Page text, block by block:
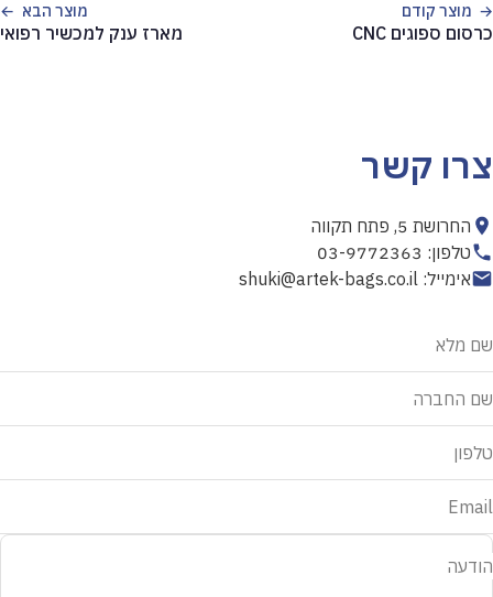
מוצר קודם
כרסום ספוגים CNC
מוצר הבא
מארז ענק למכשיר רפואי
צרו קשר
החרושת 5, פתח תקווה
טלפון: 03-9772363
אימייל: shuki@artek-bags.co.il
שם מלא
שם החברה
טלפון
Email
הודעה
תמלא
זה